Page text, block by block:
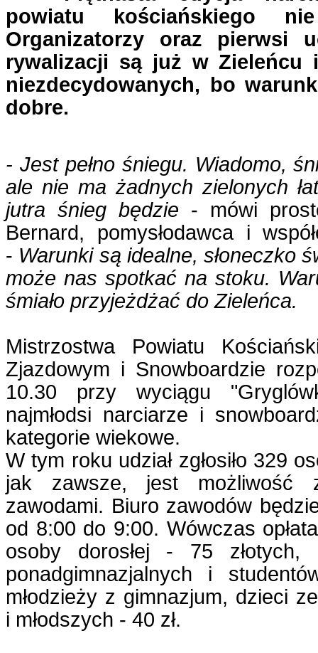
powiatu kościańskiego
Organizatorzy oraz pierwsi
rywalizacji są już w Zieleńcu
niezdecydowanych, bo
dobre.
- Jest pełno śniegu. Wiadomo,
ale nie ma żadnych zielonych
jutra śnieg będzie - mówi
Bernard, pomysłodawca i
- Warunki są idealne, słoneczko
może nas spotkać na stoku.
śmiało przyjeżdżać do Zieleńca.
Mistrzostwa Powiatu
Zjazdowym i Snowboardzie
10.30 przy wyciągu
najmłodsi narciarze i
kategorie wiekowe.
W tym roku udział zgłosiło 329
jak zawsze, jest możliwość
zawodami. Biuro zawodów
od 8:00 do 9:00. Wówczas
osoby dorosłej - 75 złotych,
ponadgimnazjalnych i
młodzieży z gimnazjum, dzieci
i młodszych - 40 zł.